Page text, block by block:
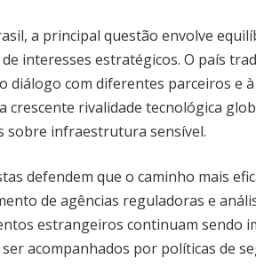
a principal questão envolve
interesses estratégicos. O país
diálogo com diferentes parceiros e
crescente rivalidade tecnológica
sobre infraestrutura sensível.
defendem que o caminho mais
de agências reguladoras e
estrangeiros continuam sendo
acompanhados por políticas de